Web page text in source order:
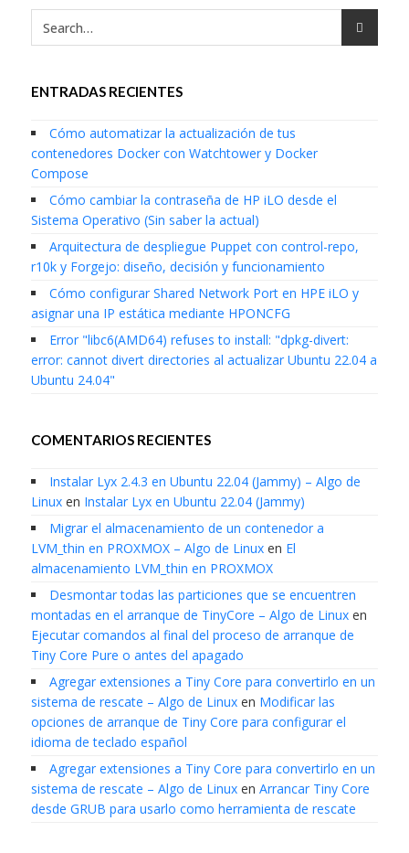
ENTRADAS RECIENTES
Cómo automatizar la actualización de tus
contenedores Docker con Watchtower y Docker
Compose
Cómo cambiar la contraseña de HP iLO desde el
Sistema Operativo (Sin saber la actual)
Arquitectura de despliegue Puppet con control-repo,
r10k y Forgejo: diseño, decisión y funcionamiento
Cómo configurar Shared Network Port en HPE iLO y
asignar una IP estática mediante HPONCFG
Error "libc6(AMD64) refuses to install: "dpkg-divert:
error: cannot divert directories al actualizar Ubuntu 22.04 a
Ubuntu 24.04"
COMENTARIOS RECIENTES
Instalar Lyx 2.4.3 en Ubuntu 22.04 (Jammy) – Algo de
Linuxen Instalar Lyx en Ubuntu 22.04 (Jammy)
Migrar el almacenamiento de un contenedor a
LVM_thin en PROXMOX – Algo de Linuxen El
almacenamiento LVM_thin en PROXMOX
Desmontar todas las particiones que se encuentren
montadas en el arranque de TinyCore – Algo de Linuxen
Ejecutar comandos al final del proceso de arranque de
Tiny Core Pure o antes del apagado
Agregar extensiones a Tiny Core para convertirlo en un
sistema de rescate – Algo de Linuxen Modificar las
opciones de arranque de Tiny Core para configurar el
idioma de teclado español
Agregar extensiones a Tiny Core para convertirlo en un
sistema de rescate – Algo de Linuxen Arrancar Tiny Core
desde GRUB para usarlo como herramienta de rescate